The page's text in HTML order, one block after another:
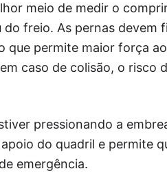
meio de medir o
do freio. As pernas
que permite maior força
caso de colisão, o risco
pressionando a
do quadril e permite
emergência.